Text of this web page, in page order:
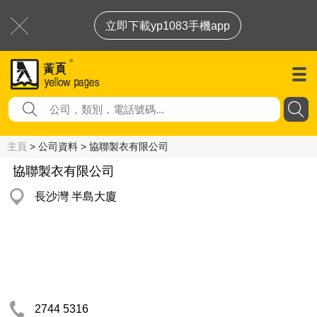
立即下載yp1083手機app
主頁 > 公司資料 > 協聯製衣有限公司
協聯製衣有限公司
長沙灣 半島大廈
2744 5316